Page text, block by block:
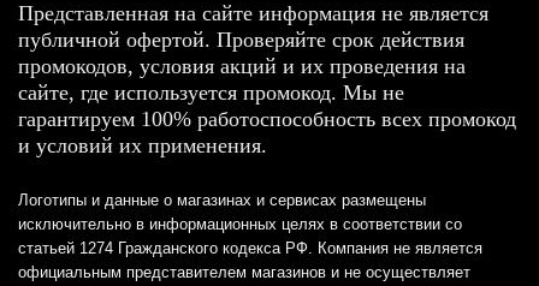
Представленная на сайте информация не является
публичной офертой. Проверяйте срок действия
промокодов, условия акций и их проведения на
сайте, где используется промокод. Мы не
гарантируем 100% работоспособность всех промокод
и условий их применения.
Логотипы и данные о магазинах и сервисах размещены
исключительно в информационных целях в соответствии со
статьей 1274 Гражданского кодекса РФ. Компания не является
официальным представителем магазинов и не осуществляет